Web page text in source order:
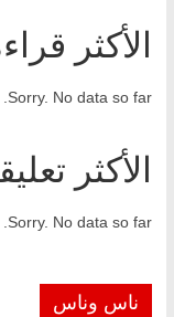
الأكثر
Sorry. No data so far.
الأكثر
Sorry. No data so far.
ناس وناس